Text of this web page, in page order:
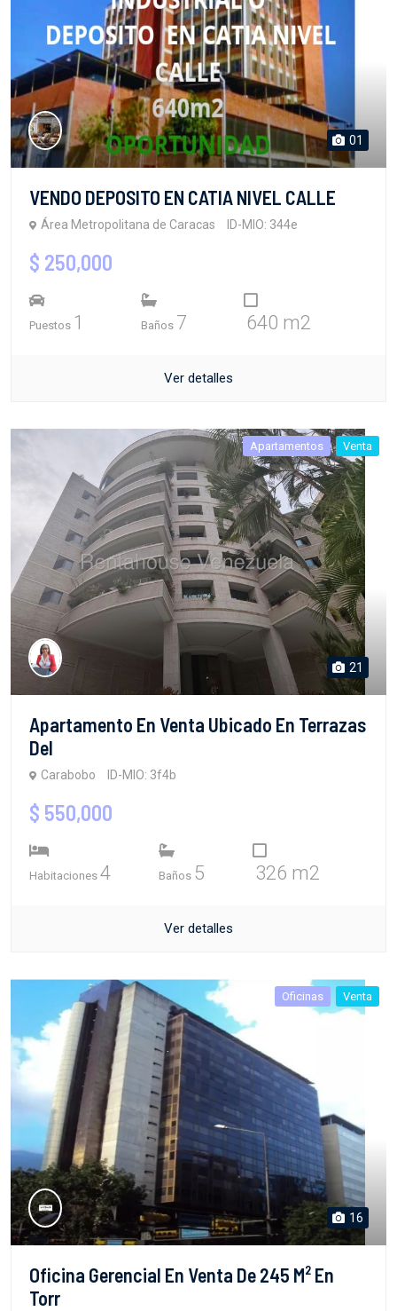
01
VENDO DEPOSITO EN CATIA NIVEL CALLE
Área Metropolitana de Caracas ID-MIO: 344e
$ 250,000
Puestos 1 Baños 7 640 m2
Ver detalles
Apartamentos Venta
21
Apartamento En Venta Ubicado En Terrazas
Del
Carabobo ID-MIO: 3f4b
$ 550,000
Habitaciones 4 Baños 5 326 m2
Ver detalles
Oficinas Venta
16
Oficina Gerencial En Venta De 245 M² En
Torr